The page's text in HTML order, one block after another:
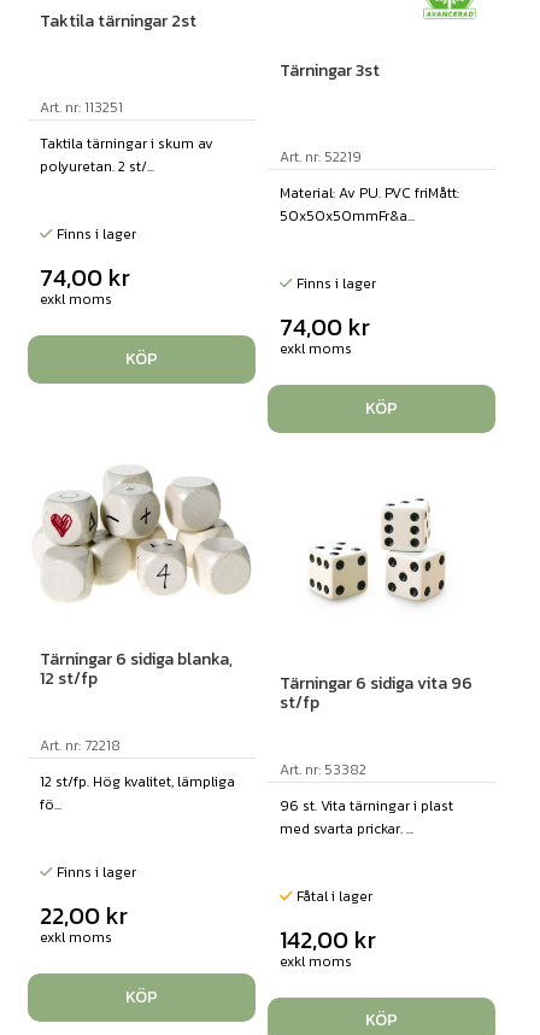
Taktila tärningar 2st
Art. nr: 113251
Taktila tärningar i skum av
polyuretan. 2 st/...
Finns i lager
74,00 kr
exkl moms
KÖP
Tärningar 3st
Art. nr: 52219
Material: Av PU. PVC friMått:
50x50x50mmFr&a...
Finns i lager
74,00 kr
exkl moms
KÖP
Tärningar 6 sidiga blanka,
12 st/fp
Art. nr: 72218
12 st/fp. Hög kvalitet, lämpliga
fö...
Finns i lager
22,00 kr
exkl moms
KÖP
Tärningar 6 sidiga vita 96
st/fp
Art. nr: 53382
96 st. Vita tärningar i plast
med svarta prickar. ...
Fåtal i lager
142,00 kr
exkl moms
KÖP